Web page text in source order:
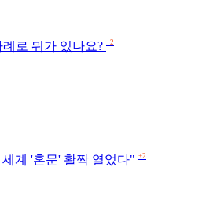
로 뭐가 있나요? +2
계 '혼문' 활짝 열었다" +2